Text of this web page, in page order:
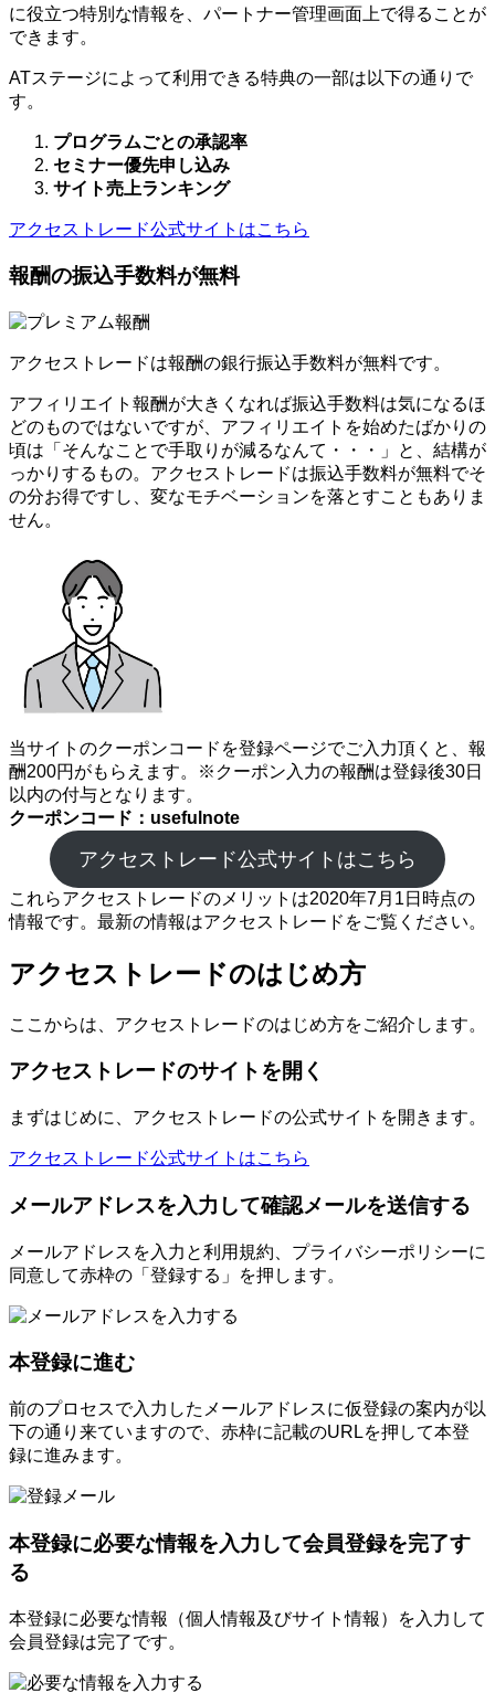
に役立つ特別な情報を、パートナー管理画面上で得ることが
できます。
ATステージによって利用できる特典の一部は以下の通りで
す。
プログラムごとの承認率
セミナー優先申し込み
サイト売上ランキング
アクセストレード公式サイトはこちら
報酬の振込手数料が無料
アクセストレードは報酬の銀行振込手数料が無料です。
アフィリエイト報酬が大きくなれば振込手数料は気になるほ
どのものではないですが、アフィリエイトを始めたばかりの
頃は「そんなことで手取りが減るなんて・・・」と、結構が
っかりするもの。アクセストレードは振込手数料が無料でそ
の分お得ですし、変なモチベーションを落とすこともありま
せん。
当サイトのクーポンコードを登録ページでご入力頂くと、報
酬200円がもらえます。※クーポン入力の報酬は登録後30日
以内の付与となります。
クーポンコード：usefulnote
アクセストレード公式サイトはこちら
これらアクセストレードのメリットは2020年7月1日時点の
情報です。最新の情報はアクセストレードをご覧ください。
アクセストレードのはじめ方
ここからは、アクセストレードのはじめ方をご紹介します。
アクセストレードのサイトを開く
まずはじめに、アクセストレードの公式サイトを開きます。
アクセストレード公式サイトはこちら
メールアドレスを入力して確認メールを送信する
メールアドレスを入力と利用規約、プライバシーポリシーに
同意して赤枠の「登録する」を押します。
本登録に進む
前のプロセスで入力したメールアドレスに仮登録の案内が以
下の通り来ていますので、赤枠に記載のURLを押して本登
録に進みます。
本登録に必要な情報を入力して会員登録を完了す
る
本登録に必要な情報（個人情報及びサイト情報）を入力して
会員登録は完了です。